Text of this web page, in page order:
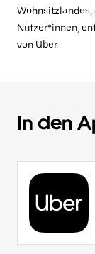
Wohnsitzlandes,
Nutzer*innen,
von Uber.
In den